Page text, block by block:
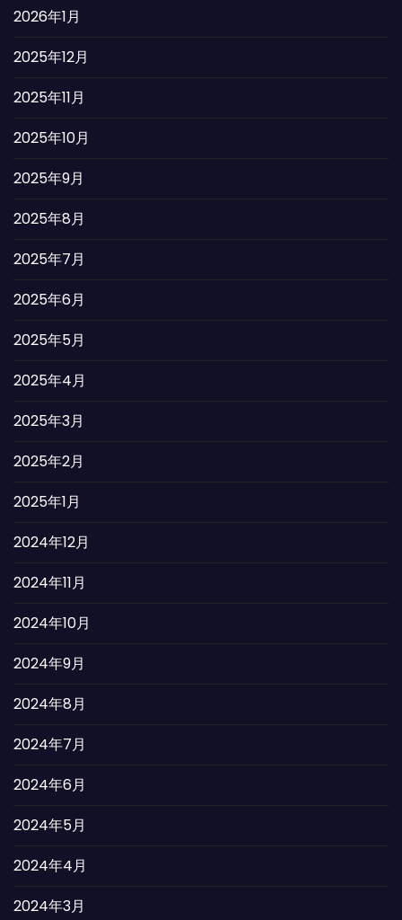
2026年1月
2025年12月
2025年11月
2025年10月
2025年9月
2025年8月
2025年7月
2025年6月
2025年5月
2025年4月
2025年3月
2025年2月
2025年1月
2024年12月
2024年11月
2024年10月
2024年9月
2024年8月
2024年7月
2024年6月
2024年5月
2024年4月
2024年3月